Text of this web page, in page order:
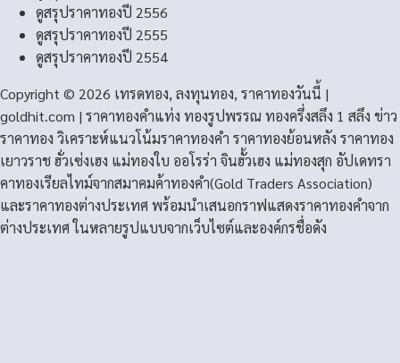
ดูสรุปราคาทองปี 2556
ดูสรุปราคาทองปี 2555
ดูสรุปราคาทองปี 2554
Copyright © 2026 เทรดทอง, ลงทุนทอง, ราคาทองวันนี้ |
goldhit.com | ราคาทองคําแท่ง ทองรูปพรรณ ทองครึ่งสลึง 1 สลึง ข่าว
ราคาทอง วิเคราะห์แนวโน้มราคาทองคํา ราคาทองย้อนหลัง ราคาทอง
เยาวราช ฮั่วเซ่งเฮง แม่ทองใบ ออโรร่า จินฮั้วเฮง แม่ทองสุก อัปเดทรา
คาทองเรียลไทม์จากสมาคมค้าทองคำ(Gold Traders Association)
และราคาทองต่างประเทศ พร้อมนำเสนอกราฟแสดงราคาทองคำจาก
ต่างประเทศ ในหลายรูปแบบจากเว็บไซต์และองค์กรชื่อดัง